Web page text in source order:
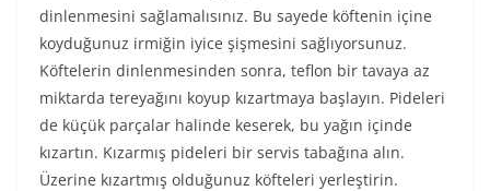
dinlenmesini sağlamalısınız. Bu sayede köftenin içine
koyduğunuz irmiğin iyice şişmesini sağlıyorsunuz.
Köftelerin dinlenmesinden sonra, teflon bir tavaya az
miktarda tereyağını koyup kızartmaya başlayın. Pideleri
de küçük parçalar halinde keserek, bu yağın içinde
kızartın. Kızarmış pideleri bir servis tabağına alın.
Üzerine kızartmış olduğunuz köfteleri yerleştirin.